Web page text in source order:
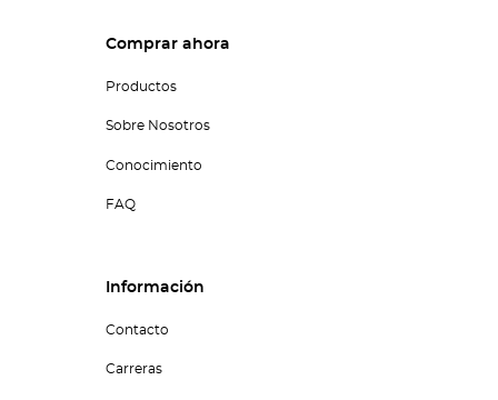
Comprar ahora
Productos
Sobre Nosotros
Conocimiento
FAQ
Información
Contacto
Carreras